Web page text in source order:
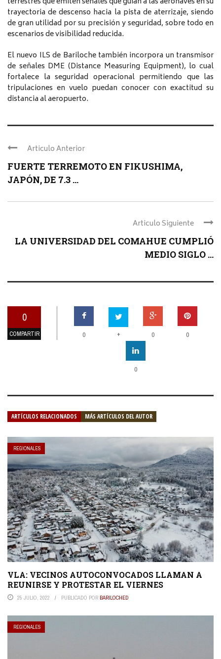
trayectoria de descenso hacia la pista de aterrizaje, siendo
de gran utilidad por su precisión y seguridad, sobre todo en
escenarios de visibilidad reducida.
El nuevo ILS de Bariloche también incorpora un transmisor
de señales DME (Distance Measuring Equipment), lo cual
fortalece la seguridad operacional permitiendo que las
tripulaciones en vuelo puedan conocer con exactitud su
distancia al aeropuerto.
Articulo Anterior
FUERTE TERREMOTO EN FIKUSHIMA,
JAPÓN, DE 7.3 ...
Articulo Siguiente
LA UNIVERSIDAD DEL COMAHUE CUMPLIÓ
MEDIO SIGLO ...
0
COMPARTIR 0 + 0 0
0
ARTÍCULOS RELACIONADOS MÁS ARTÍCULOS DEL AUTOR
REGIONALES
VLA: VECINOS AUTOCONVOCADOS LLAMAN A
REUNIRSE Y PROTESTAR EL VIERNES
25 JULIO, 2022 PUBLICADO POR BARILOCHED
REGIONALES